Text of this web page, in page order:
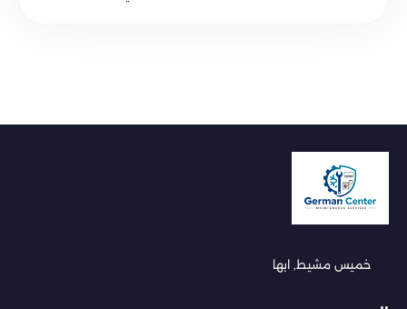
خميس مشيط, ابها